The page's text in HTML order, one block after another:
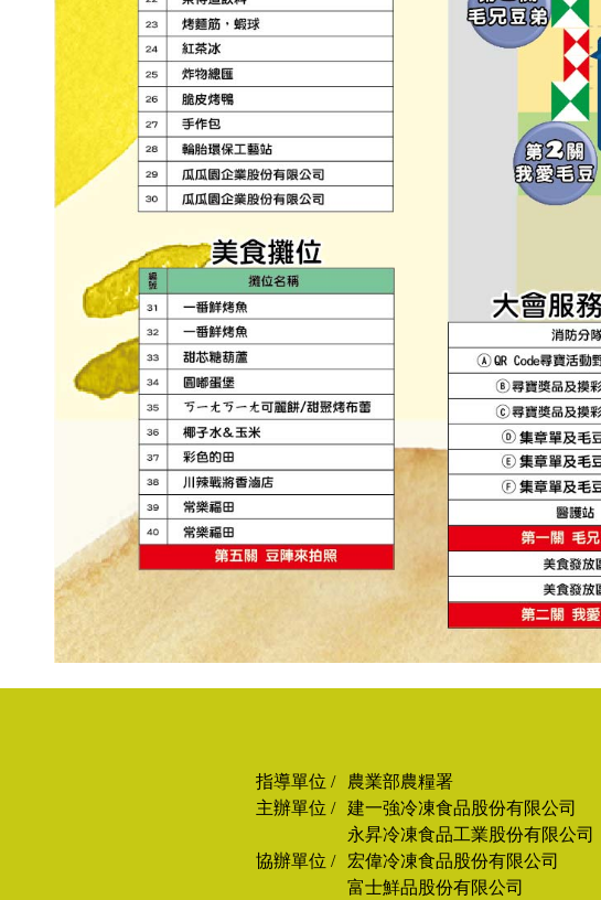
指導單位 / 農業部農糧署
主辦單位 /
建一強冷凍食品股份有限公司
永昇冷凍食品工業股份有限公司
協辦單位 /
宏偉冷凍食品股份有限公司
富士鮮品股份有限公司